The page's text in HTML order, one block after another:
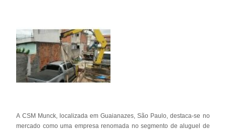
A CSM Munck, localizada em Guaianazes, São Paulo, destaca-se no
mercado como uma empresa renomada no segmento de aluguel de